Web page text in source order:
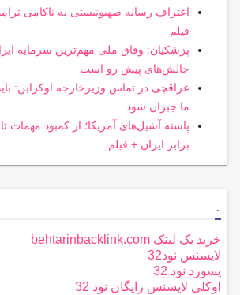
اعتراف رسانه صهیونیستی به ناکامی
فیلم
پزشکیان: وفاق ملی مهم‌ترین سرمایه
چالش‌های پیش رو است
عراقچی در تماس وزیرخارجه اوکراین:
ما جبران شود
پاشنه آشیل‌های آمریکا؛ از کمبود مهمات
برابر ایران + فیلم
.
خرید بک لینک behtarinbacklink.com
لایسنس نود32
پسورد نود 32
اوکلی لایسنس رایگان نود 32